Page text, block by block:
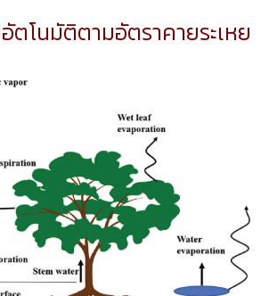
ตโนมัติตามอัตราคายระเหย